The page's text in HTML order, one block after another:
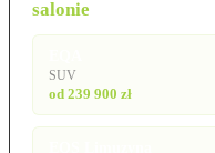
salonie
SUV
od 239 900 zł